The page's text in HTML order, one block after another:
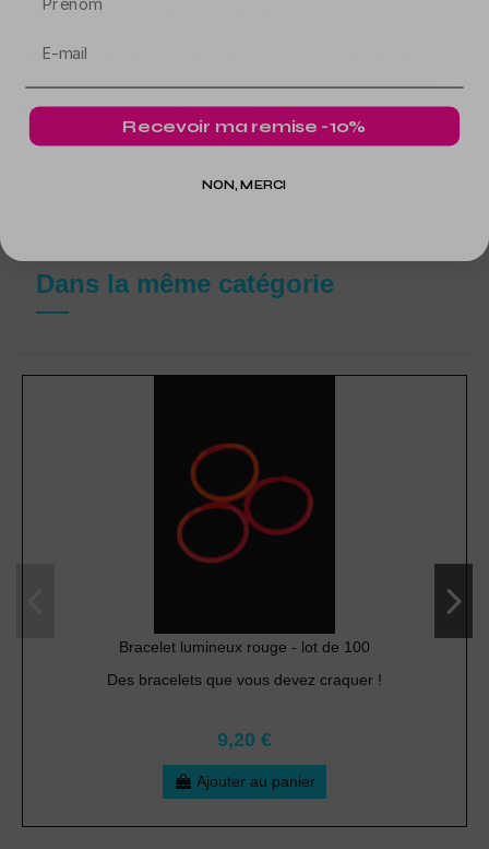
sont livrés avec une offre spéciale de livraison express gratuite.
Idéaux pour les anniversaires entre amis, ces bracelets ajoutent
ambiance unique dans l'obscurité.
À la fois tendance et abordables, ils sont parfaits pour toutes vos
Dans la même catégorie
Bracelet lumineux rouge - lot de 100
Des bracelets que vous devez craquer !
9,20 €
Ajouter au panier
Recevoir ma remise -10%
NON, MERCI